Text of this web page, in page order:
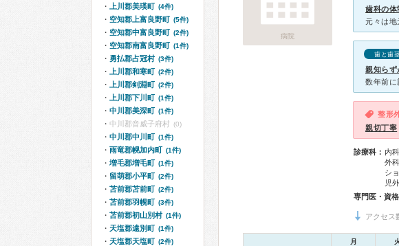
病院
歯科の体
親知らず
整形
親切丁寧
診療科： 内
外
シ
児
専門医・資格
アクセ
月
上川郡美瑛町 (4件)
空知郡上富良野町 (5件)
空知郡中富良野町 (2件)
空知郡南富良野町 (1件)
勇払郡占冠村 (3件)
上川郡和寒町 (2件)
上川郡剣淵町 (2件)
上川郡下川町 (1件)
中川郡美深町 (1件)
中川郡音威子府村 (0)
中川郡中川町 (1件)
雨竜郡幌加内町 (1件)
増毛郡増毛町 (1件)
留萌郡小平町 (2件)
苫前郡苫前町 (2件)
苫前郡羽幌町 (3件)
苫前郡初山別村 (1件)
天塩郡遠別町 (1件)
天塩郡天塩町 (2件)